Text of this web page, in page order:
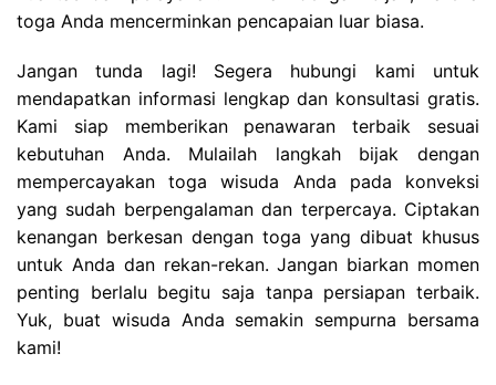
toga Anda mencerminkan pencapaian luar biasa.
Jangan tunda lagi! Segera hubungi kami untuk
mendapatkan informasi lengkap dan konsultasi gratis.
Kami siap memberikan penawaran terbaik sesuai
kebutuhan Anda. Mulailah langkah bijak dengan
mempercayakan toga wisuda Anda pada konveksi
yang sudah berpengalaman dan terpercaya. Ciptakan
kenangan berkesan dengan toga yang dibuat khusus
untuk Anda dan rekan-rekan. Jangan biarkan momen
penting berlalu begitu saja tanpa persiapan terbaik.
Yuk, buat wisuda Anda semakin sempurna bersama
kami!